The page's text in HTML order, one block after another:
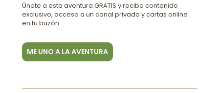
Únete a esta aventura GRATIS y recibe contenido
exclusivo, acceso a un canal privado y cartas online
en tu buzón.
ME UNO A LA AVENTURA